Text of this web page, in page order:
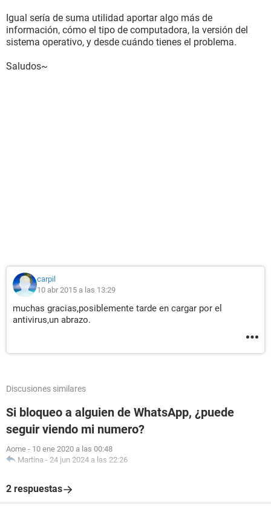
Igual sería de suma utilidad aportar algo más de
información, cómo el tipo de computadora, la versión del
sistema operativo, y desde cuándo tienes el problema.
Saludos~
carpil
10 abr 2015 a las 13:29
muchas gracias,posiblemente tarde en cargar por el
antivirus,un abrazo.
Discusiones similares
Si bloqueo a alguien de WhatsApp, ¿puede
seguir viendo mi numero?
Aome - 10 ene 2020 a las 00:48
Martina - 24 jun 2024 a las 22:26
2 respuestas